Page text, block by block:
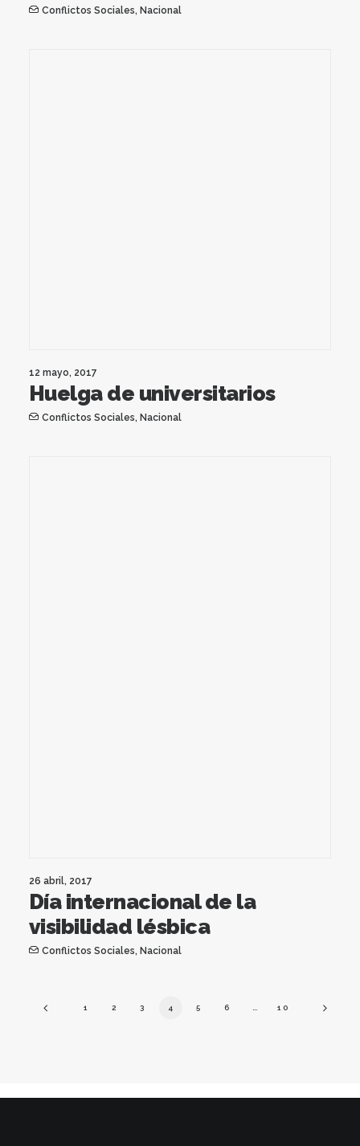
Conflictos Sociales, Nacional
12 mayo, 2017
Huelga de universitarios
Conflictos Sociales, Nacional
26 abril, 2017
Día internacional de la
visibilidad lésbica
Conflictos Sociales, Nacional
1 2 3 4 5 6 10